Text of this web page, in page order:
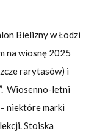
Bielizny w Łodzi
na wiosnę 2025
rarytasów) i
Wiosenno-letni
niektóre marki
Stoiska